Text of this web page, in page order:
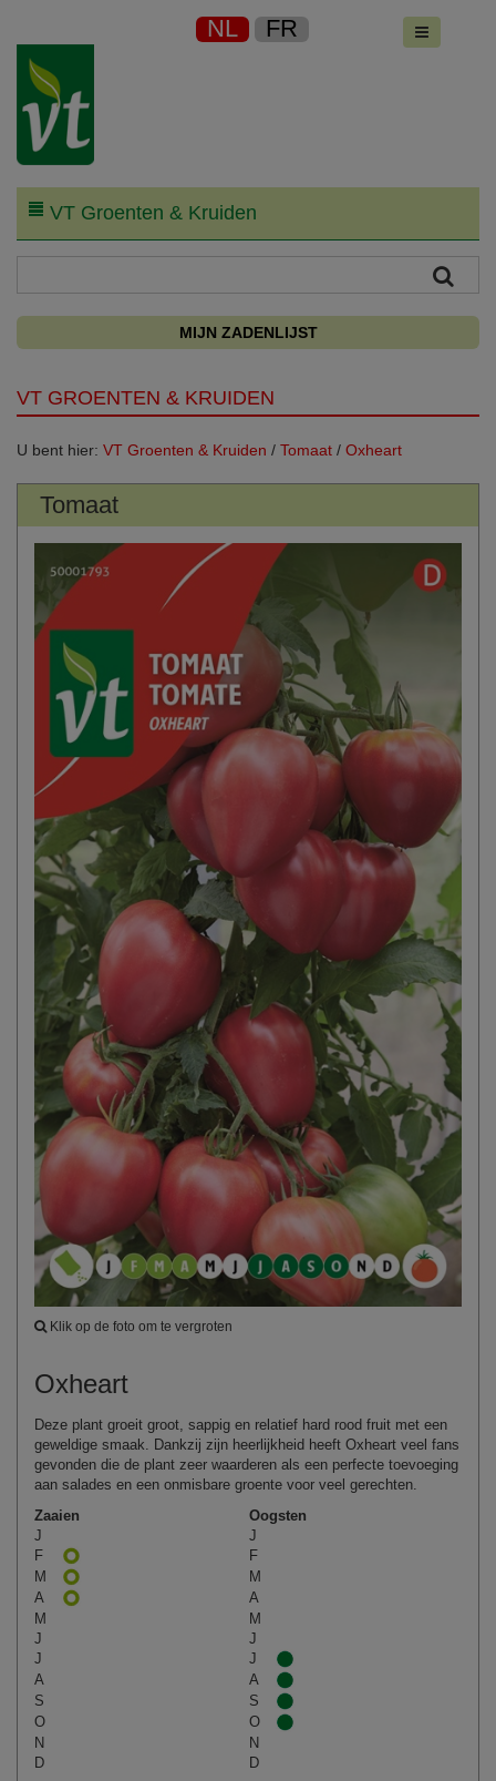
NL FR
VT Groenten & Kruiden
MIJN ZADENLIJST
VT GROENTEN & KRUIDEN
U bent hier: VT Groenten & Kruiden / Tomaat / Oxheart
Tomaat
Klik op de foto om te vergroten
Oxheart
Deze plant groeit groot, sappig en relatief hard rood fruit met een
geweldige smaak. Dankzij zijn heerlijkheid heeft Oxheart veel fans
gevonden die de plant zeer waarderen als een perfecte toevoeging
aan salades en een onmisbare groente voor veel gerechten.
Zaaien
Oogsten
J
J
F
F
M
M
A
A
M
M
J
J
J
J
A
A
S
S
O
O
N
N
D
D